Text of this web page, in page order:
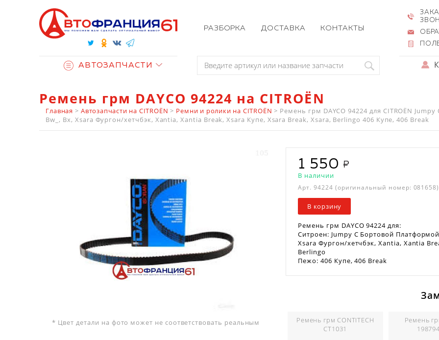
РАЗБОРКА ДОСТАВКА КОНТАКТЫ
АВТОЗАПЧАСТИ
Ремень грм DAYCO 94224 на CITROËN
Главная > Автозапчасти на CITROËN > Ремни и ролики на CITROËN > Ремень грм DAYCO 94224 для CITROËN
Bw_, Bx, Xsara Фургон/хетчбэк, Xantia, Xantia Break, Xsara Купе, Xsara Break, Xsara, Berlingo 406 Купе, 406 Break
* Цвет детали на фото может не соответствовать реальным
1 550
В наличии
Арт.94224 (оригинальный номер: 081658)
В корзину
Ремень грм DAYCO 94224 для:
Ситроен: Jumpy C Бортовой
Xsara Фургон/хетчбэк, Xantia, Xantia
Berlingo
Пежо: 406 Купе, 406 Break
Ремень грм CONTITECH
CT1031
Ремень